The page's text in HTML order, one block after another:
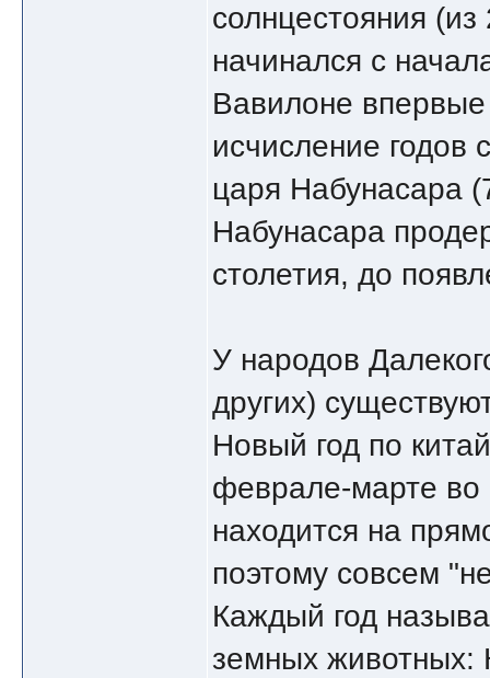
солнцестояния
начинался с
Вавилоне
исчисление годов
царя Набунасара
Набунасара
столетия, до
У народов
других)
Новый год по
феврале-марте во
находится на
поэтому совсем
Каждый год
земных животных: